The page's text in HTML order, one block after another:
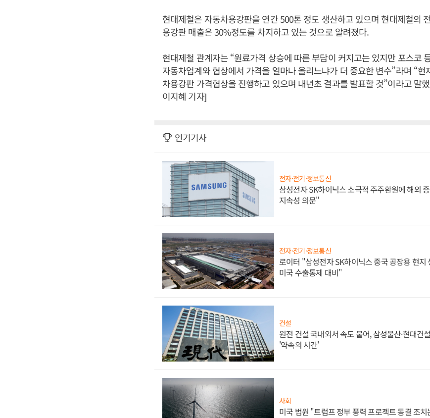
현대제철은 자동차용강판을 연간 500톤 정도 생산하고 있으며 현대제철의
용강판 매출은 30%정도를 차지하고 있는 것으로 알려졌다.
현대제철 관계자는 “원료가격 상승에 따른 부담이 커지고는 있지만 포스코
자동차업계와 협상에서 가격을 얼마나 올리느냐가 더 중요한 변수”라며 “현
차용강판 가격협상을 진행하고 있으며 내년초 결과를 발표할 것”이라고 말
이지혜 기자]
인기기사
전자·전기·정보통신
삼성전자 SK하이닉스 소극적 주주환원에 해외
지속성 의문"
전자·전기·정보통신
로이터 "삼성전자 SK하이닉스 중국 공장용 현지
미국 수출통제 대비"
건설
원전 건설 국내외서 속도 붙어, 삼성물산·현대건
'약속의 시간'
사회
미국 법원 "트럼프 정부 풍력 프로젝트 동결 조